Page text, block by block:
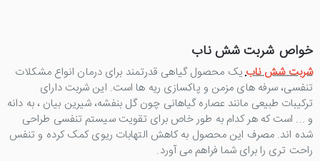
خواص شربت شش ناب
شربت شش نابیک محصول گیاهی قدرتمند برای درمان انواع مشکلات
تنفسی، سرفه های مزمن و پاکسازی ریه ها است. این شربت دارای
ترکیبات طبیعی مانند عصاره گیاهانی چون گل بنفشه، شیرین بیان ، به دانه
و ... است که هر کدام به طور خاص برای تقویت سیستم تنفسی طراحی
شده اند. مصرف این محصول به کاهش التهابات ریوی کمک کرده و تنفس
راحت تری را برای شما فراهم می آورد.